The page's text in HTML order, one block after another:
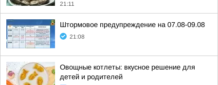
21:11
Штормовое предупреждение на 07.08-09.08
21:08
Овощные котлеты: вкусное решение для
детей и родителей